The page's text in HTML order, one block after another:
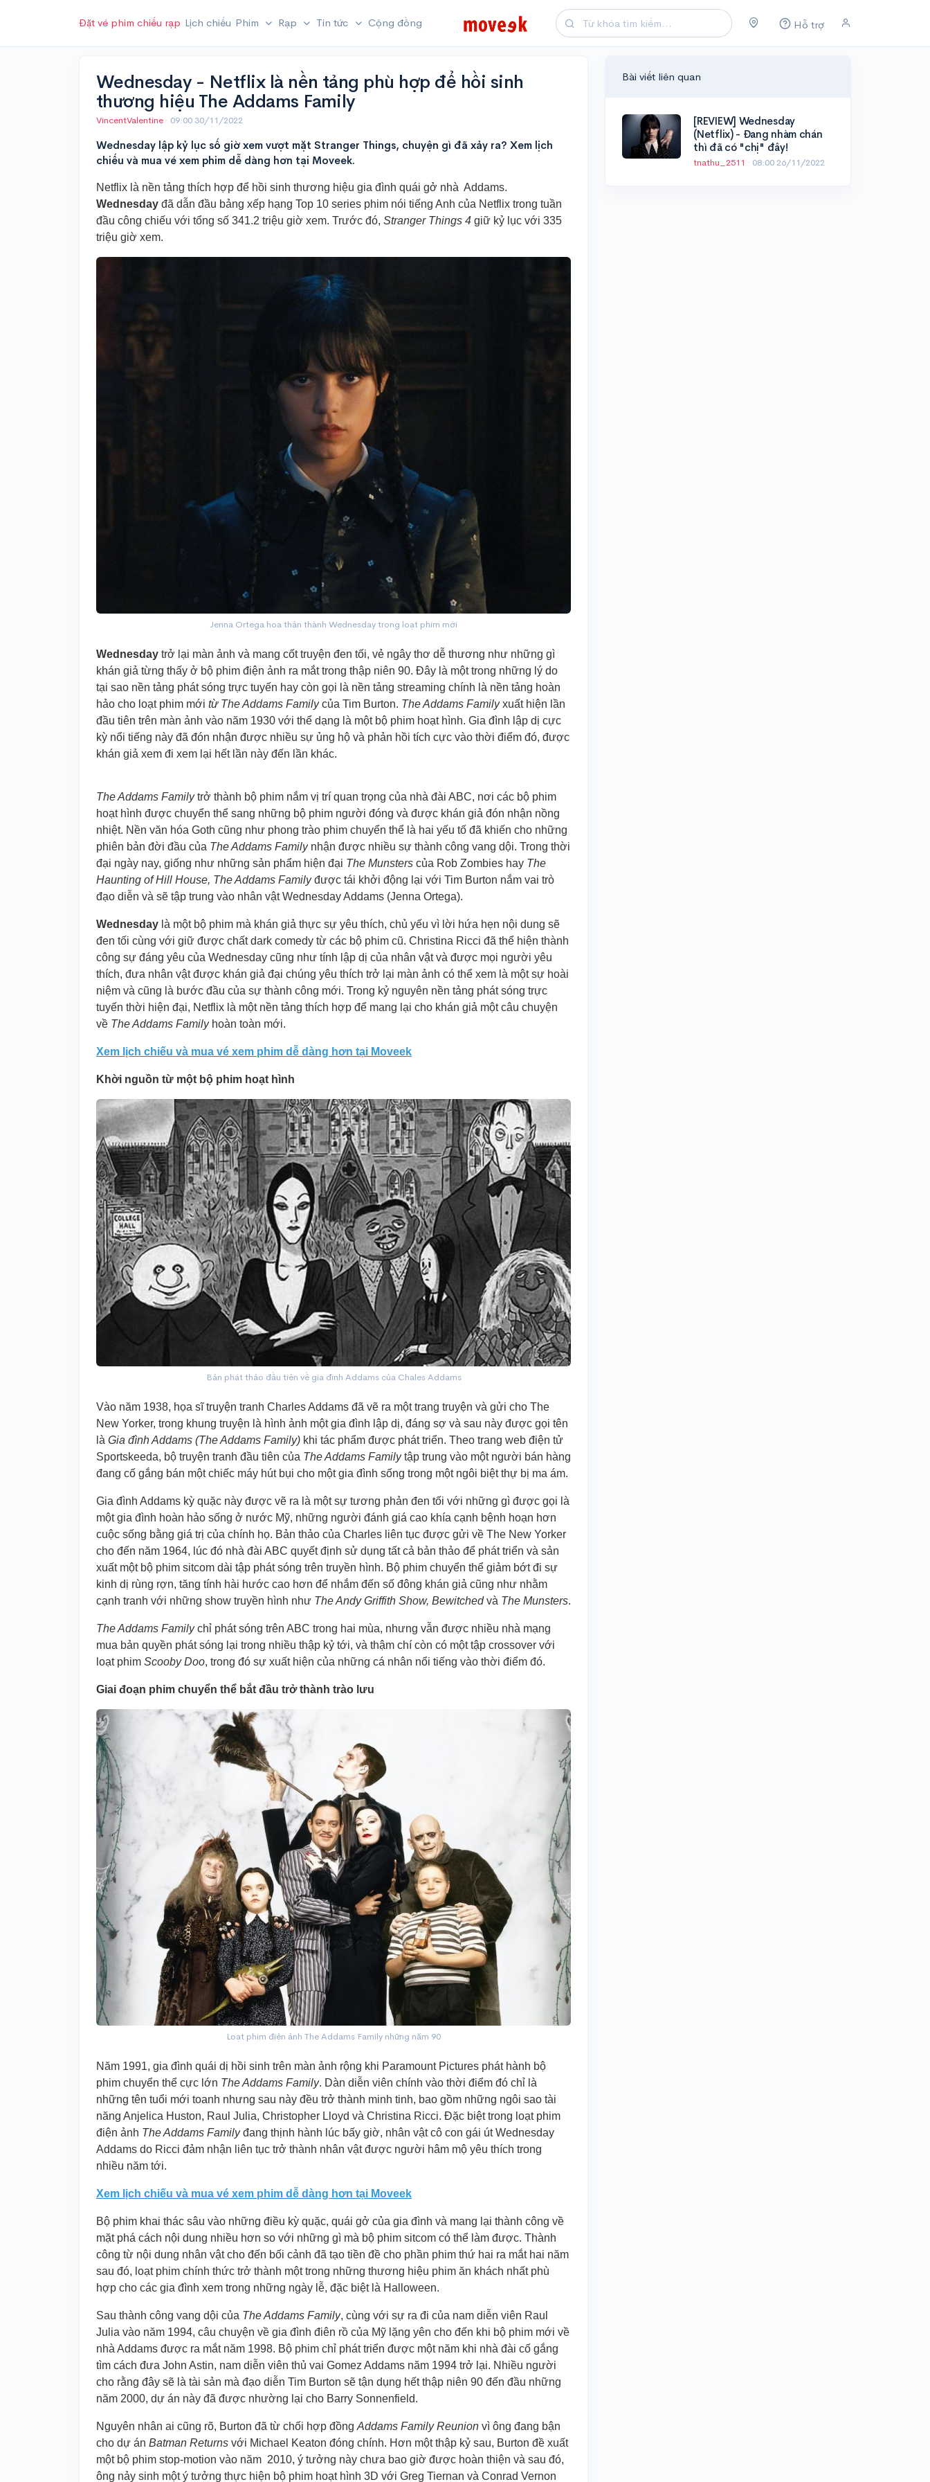
Hỗ trợ
Đặt vé phim chiếu rạp Lịch chiếu Phim Rạp Tin tức Cộng đồng
Wednesday - Netflix là nền tảng phù hợp để hồi sinh
thương hiệu The Addams Family
VincentValentine · 09:00 30/11/2022
Wednesday lập kỷ lục số giờ xem vượt mặt Stranger Things, chuyện gì đã xảy ra? Xem lịch
chiếu và mua vé xem phim dễ dàng hơn tại Moveek.
Netflix là nền tảng thích hợp để hồi sinh thương hiệu gia đình quái gở nhà Addams.
Wednesday đã dẫn đầu bảng xếp hạng Top 10 series phim nói tiếng Anh của Netflix trong tuần
đầu công chiếu với tổng số 341.2 triệu giờ xem. Trước đó, Stranger Things 4 giữ kỷ lục với 335
triệu giờ xem.
Jenna Ortega hoa thân thành Wednesday trong loạt phim mới
Wednesday trở lại màn ảnh và mang cốt truyện đen tối, vẻ ngây thơ dễ thương như những gì
khán giả từng thấy ở bộ phim điện ảnh ra mắt trong thập niên 90. Đây là một trong những lý do
tại sao nền tảng phát sóng trực tuyến hay còn gọi là nền tảng streaming chính là nền tảng hoàn
hảo cho loạt phim mới từ The Addams Family của Tim Burton. The Addams Family xuất hiện lần
đầu tiên trên màn ảnh vào năm 1930 với thể dạng là một bộ phim hoạt hình. Gia đình lập dị cực
kỳ nổi tiếng này đã đón nhận được nhiều sự ủng hộ và phản hồi tích cực vào thời điểm đó, được
khán giả xem đi xem lại hết lần này đến lần khác.
The Addams Family trở thành bộ phim nắm vị trí quan trọng của nhà đài ABC, nơi các bộ phim
hoạt hình được chuyển thể sang những bộ phim người đóng và được khán giả đón nhận nồng
nhiệt. Nền văn hóa Goth cũng như phong trào phim chuyển thể là hai yếu tố đã khiến cho những
phiên bản đời đầu của The Addams Family nhận được nhiều sự thành công vang dội. Trong thời
đại ngày nay, giống như những sản phẩm hiện đại The Munsters của Rob Zombies hay The
Haunting of Hill House, The Addams Family được tái khởi động lại với Tim Burton nắm vai trò
đạo diễn và sẽ tập trung vào nhân vật Wednesday Addams (Jenna Ortega).
Wednesday là một bộ phim mà khán giả thực sự yêu thích, chủ yếu vì lời hứa hẹn nội dung sẽ
đen tối cùng với giữ được chất dark comedy từ các bộ phim cũ. Christina Ricci đã thể hiện thành
công sự đáng yêu của Wednesday cũng như tính lập dị của nhân vật và được mọi người yêu
thích, đưa nhân vật được khán giả đại chúng yêu thích trở lại màn ảnh có thể xem là một sự hoài
niệm và cũng là bước đầu của sự thành công mới. Trong kỷ nguyên nền tảng phát sóng trực
tuyến thời hiện đại, Netflix là một nền tảng thích hợp để mang lại cho khán giả một câu chuyện
về The Addams Family hoàn toàn mới.
Xem lịch chiếu và mua vé xem phim dễ dàng hơn tại Moveek
Khời nguồn từ một bộ phim hoạt hình
Bản phát thảo đầu tiên về gia đình Addams của Chales Addams
Vào năm 1938, họa sĩ truyện tranh Charles Addams đã vẽ ra một trang truyện và gửi cho The
New Yorker, trong khung truyện là hình ảnh một gia đình lập dị, đáng sợ và sau này được gọi tên
là Gia đình Addams (The Addams Family) khi tác phẩm được phát triển. Theo trang web điện tử
Sportskeeda, bộ truyện tranh đầu tiên của The Addams Family tập trung vào một người bán hàng
đang cố gắng bán một chiếc máy hút bụi cho một gia đình sống trong một ngôi biệt thự bị ma ám.
Gia đình Addams kỳ quặc này được vẽ ra là một sự tương phản đen tối với những gì được gọi là
một gia đình hoàn hảo sống ở nước Mỹ, những người đánh giá cao khía cạnh bệnh hoạn hơn
cuộc sống bằng giá trị của chính họ. Bản thảo của Charles liên tục được gửi về The New Yorker
cho đến năm 1964, lúc đó nhà đài ABC quyết định sử dụng tất cả bản thảo để phát triển và sản
xuất một bộ phim sitcom dài tập phát sóng trên truyền hình. Bộ phim chuyển thể giảm bớt đi sự
kinh dị rùng rợn, tăng tính hài hước cao hơn để nhắm đến số đông khán giả cũng như nhằm
cạnh tranh với những show truyền hình như The Andy Griffith Show, Bewitchedvà The Munsters.
The Addams Family chỉ phát sóng trên ABC trong hai mùa, nhưng vẫn được nhiều nhà mạng
mua bản quyền phát sóng lại trong nhiều thập kỷ tới, và thậm chí còn có một tập crossover với
loạt phim Scooby Doo, trong đó sự xuất hiện của những cá nhân nổi tiếng vào thời điểm đó.
Giai đoạn phim chuyển thể bắt đầu trở thành trào lưu
Loạt phim điện ảnh The Addams Family những năm 90
Năm 1991, gia đình quái dị hồi sinh trên màn ảnh rộng khi Paramount Pictures phát hành bộ
phim chuyển thể cực lớn The Addams Family. Dàn diễn viên chính vào thời điểm đó chỉ là
những tên tuổi mới toanh nhưng sau này đều trở thành minh tinh, bao gồm những ngôi sao tài
năng Anjelica Huston, Raul Julia, Christopher Lloyd và Christina Ricci. Đặc biệt trong loạt phim
điện ảnh The Addams Family đang thịnh hành lúc bấy giờ, nhân vật cô con gái út Wednesday
Addams do Ricci đảm nhận liên tục trở thành nhân vật được người hâm mộ yêu thích trong
nhiều năm tới.
Xem lịch chiếu và mua vé xem phim dễ dàng hơn tại Moveek
Bộ phim khai thác sâu vào những điều kỳ quặc, quái gở của gia đình và mang lại thành công về
mặt phá cách nội dung nhiều hơn so với những gì mà bộ phim sitcom có thể làm được. Thành
công từ nội dung nhân vật cho đến bối cảnh đã tạo tiền đề cho phần phim thứ hai ra mắt hai năm
sau đó, loạt phim chính thức trở thành một trong những thương hiệu phim ăn khách nhất phù
hợp cho các gia đình xem trong những ngày lễ, đặc biệt là Halloween.
Sau thành công vang dội của The Addams Family, cùng với sự ra đi của nam diễn viên Raul
Julia vào năm 1994, câu chuyện về gia đình điên rồ của Mỹ lặng yên cho đến khi bộ phim mới về
nhà Addams được ra mắt năm 1998. Bộ phim chỉ phát triển được một năm khi nhà đài cố gắng
tìm cách đưa John Astin, nam diễn viên thủ vai Gomez Addams năm 1994 trở lại. Nhiều người
cho rằng đây sẽ là tài sản mà đạo diễn Tim Burton sẽ tận dụng hết thập niên 90 đến đầu những
năm 2000, dự án này đã được nhường lại cho Barry Sonnenfield.
Nguyên nhân ai cũng rõ, Burton đã từ chối hợp đồng Addams Family Reunion vì ông đang bận
cho dự án Batman Returns với Michael Keaton đóng chính. Hơn một thập kỷ sau, Burton đề xuất
một bộ phim stop-motion vào năm 2010, ý tưởng này chưa bao giờ được hoàn thiện và sau đó,
ông nảy sinh một ý tưởng thực hiện bộ phim hoạt hình 3D với Greg Tiernan và Conrad Vernon
Bài viết liên quan
[REVIEW] Wednesday
(Netflix) - Đang nhàm chán
thì đã có "chị" đây!
tnathu_2511 · 08:00 26/11/2022